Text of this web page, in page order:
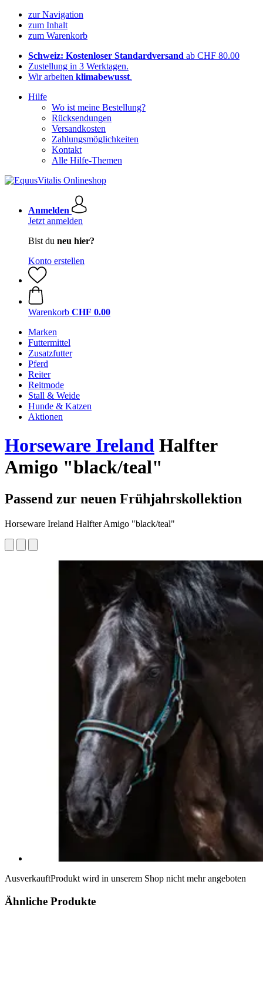
zur Navigation
zum Inhalt
zum Warenkorb
Schweiz: Kostenloser Standardversand ab CHF 80.00
Zustellung in 3 Werktagen.
Wir arbeiten klimabewusst.
Hilfe
Wo ist meine Bestellung?
Rücksendungen
Versandkosten
Zahlungsmöglichkeiten
Kontakt
Alle Hilfe-Themen
Anmelden
Jetzt anmelden
Bist du neu hier?
Konto erstellen
Warenkorb CHF 0.00
Marken
Futtermittel
Zusatzfutter
Pferd
Reiter
Reitmode
Stall & Weide
Hunde & Katzen
Aktionen
Horseware Ireland Halfter
Amigo "black/teal"
Passend zur neuen Frühjahrskollektion
Horseware Ireland Halfter Amigo "black/teal"
AusverkauftProdukt wird in unserem Shop nicht mehr angeboten
Ähnliche Produkte